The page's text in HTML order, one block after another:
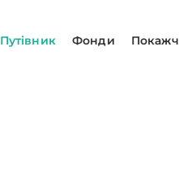
Путівник Фонди